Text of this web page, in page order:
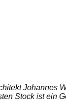
Johannes
Stock ist ein